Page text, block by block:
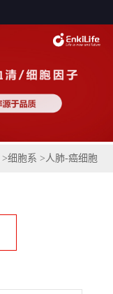
>细胞系 >人肺-癌细胞